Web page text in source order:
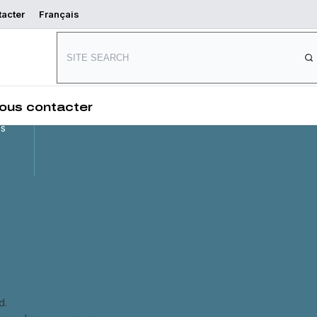
Français
contacter
Connect with us